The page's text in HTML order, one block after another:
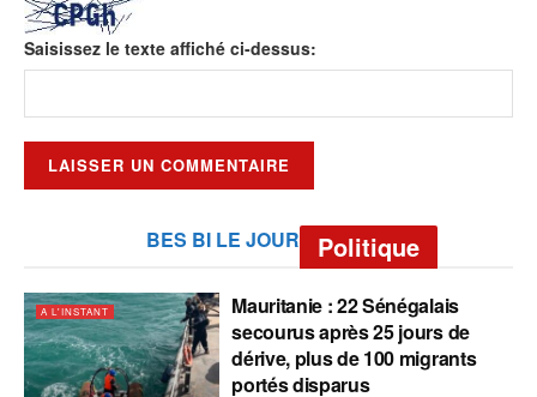
Saisissez le texte affiché ci-dessus:
BES BI LE JOUR Politique
A L'INSTANT
Mauritanie : 22 Sénégalais
secourus après 25 jours de
dérive, plus de 100 migrants
portés disparus